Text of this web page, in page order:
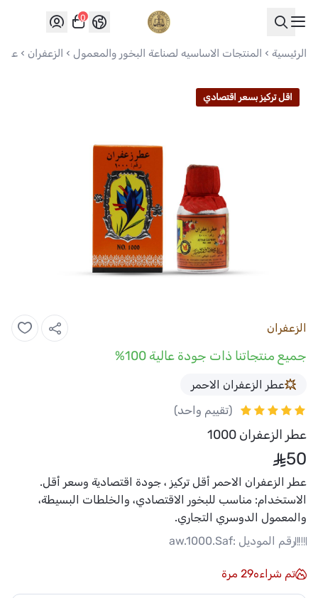
العواد للعود
0
الرئيسية المنتجات الاساسيه لصناعة البخور والمعمول الزعفران عطر الزعفران 1000
اقل تركيز بسعر اقتصادي
الزعفران
جميع منتجاتنا ذات جودة عالية 100%
عطر الزعفران الاحمر
(تقييم واحد)
عطر الزعفران 1000
50
عطر الزعفران الاحمر أقل تركيز ، جودة اقتصادية وسعر أقل.
الاستخدام: مناسب للبخور الاقتصادي، والخلطات البسيطة،
والمعمول الدوسري التجاري.
رقم الموديل :aw.1000.Saf
تم شراءه29 مرة